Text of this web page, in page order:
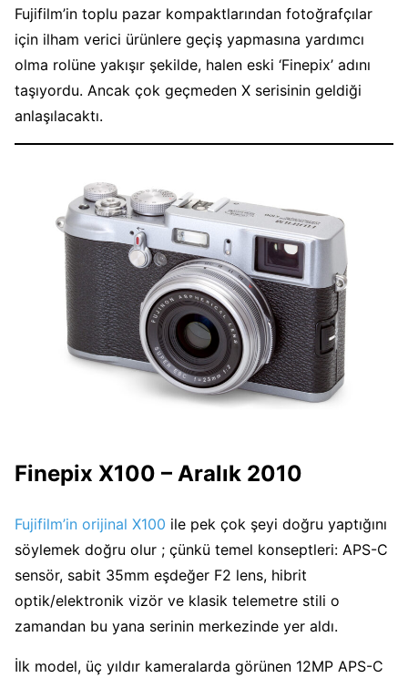
Fujifilm’in toplu pazar kompaktlarından fotoğrafçılar
için ilham verici ürünlere geçiş yapmasına yardımcı
olma rolüne yakışır şekilde, halen eski ‘Finepix’ adını
taşıyordu. Ancak çok geçmeden X serisinin geldiği
anlaşılacaktı.
Finepix X100 – Aralık 2010
Fujifilm’in orijinal X100 ile pek çok şeyi doğru yaptığını
söylemek doğru olur ; çünkü temel konseptleri: APS-C
sensör, sabit 35mm eşdeğer F2 lens, hibrit
optik/elektronik vizör ve klasik telemetre stili o
zamandan bu yana serinin merkezinde yer aldı.
İlk model, üç yıldır kameralarda görünen 12MP APS-C